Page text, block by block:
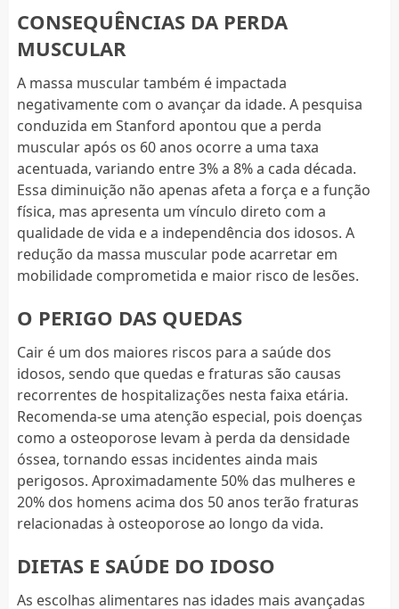
CONSEQUÊNCIAS DA PERDA
MUSCULAR
A massa muscular também é impactada
negativamente com o avançar da idade. A pesquisa
conduzida em Stanford apontou que a perda
muscular após os 60 anos ocorre a uma taxa
acentuada, variando entre 3% a 8% a cada década.
Essa diminuição não apenas afeta a força e a função
física, mas apresenta um vínculo direto com a
qualidade de vida e a independência dos idosos. A
redução da massa muscular pode acarretar em
mobilidade comprometida e maior risco de lesões.
O PERIGO DAS QUEDAS
Cair é um dos maiores riscos para a saúde dos
idosos, sendo que quedas e fraturas são causas
recorrentes de hospitalizações nesta faixa etária.
Recomenda-se uma atenção especial, pois doenças
como a osteoporose levam à perda da densidade
óssea, tornando essas incidentes ainda mais
perigosos. Aproximadamente 50% das mulheres e
20% dos homens acima dos 50 anos terão fraturas
relacionadas à osteoporose ao longo da vida.
DIETAS E SAÚDE DO IDOSO
As escolhas alimentares nas idades mais avançadas